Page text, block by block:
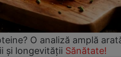
O analiză amplă
și longevității Sănătate!